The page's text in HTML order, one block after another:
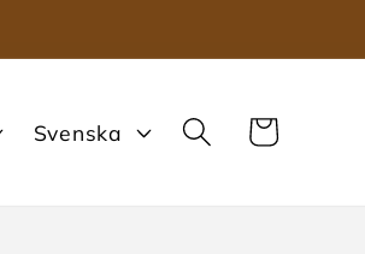
SSvenska Varukorg